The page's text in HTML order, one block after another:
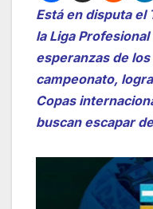
Está en disputa el
la Liga
esperanzas de
campeonato,
Copas
buscan escapar